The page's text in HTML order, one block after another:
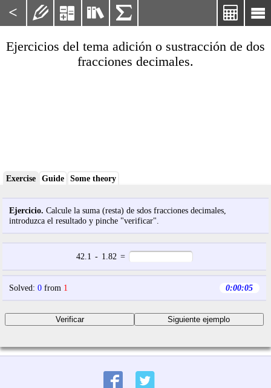
< 

   
Ejercicios del tema adición o sustracción de dos
fracciones decimales.
Exercise Guide Some theory
Ejercicio. Calcule la suma (resta) de sdos fracciones decimales,
introduzca el resultado y pinche "verificar".
42.1 - 1.82 =
Solved: 0from 1 0:00:06